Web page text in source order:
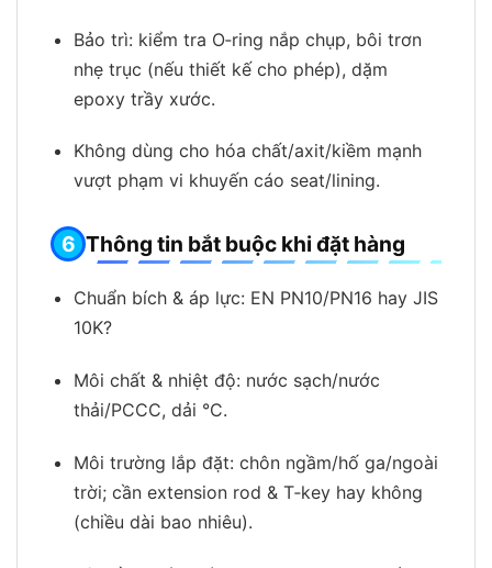
Bảo trì: kiểm tra O‑ring nắp chụp, bôi trơn
nhẹ trục (nếu thiết kế cho phép), dặm
epoxy trầy xước.
Không dùng cho hóa chất/axit/kiềm mạnh
vượt phạm vi khuyến cáo seat/lining.
Thông tin bắt buộc khi đặt hàng
Chuẩn bích & áp lực: EN PN10/PN16 hay JIS
10K?
Môi chất & nhiệt độ: nước sạch/nước
thải/PCCC, dải °C.
Môi trường lắp đặt: chôn ngầm/hố ga/ngoài
trời; cần extension rod & T‑key hay không
(chiều dài bao nhiêu).